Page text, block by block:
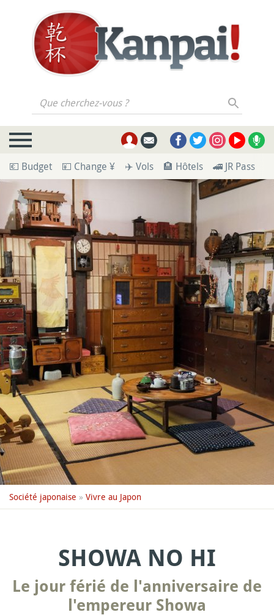
Que cherchez-vous ?
💶 Budget 💴 Change ¥ ✈️ Vols 🏨 Hôtels 🚄 JR Pass
Société japonaise » Vivre au Japon
SHOWA NO HI
Le jour férié de l'anniversaire de
l'empereur Showa